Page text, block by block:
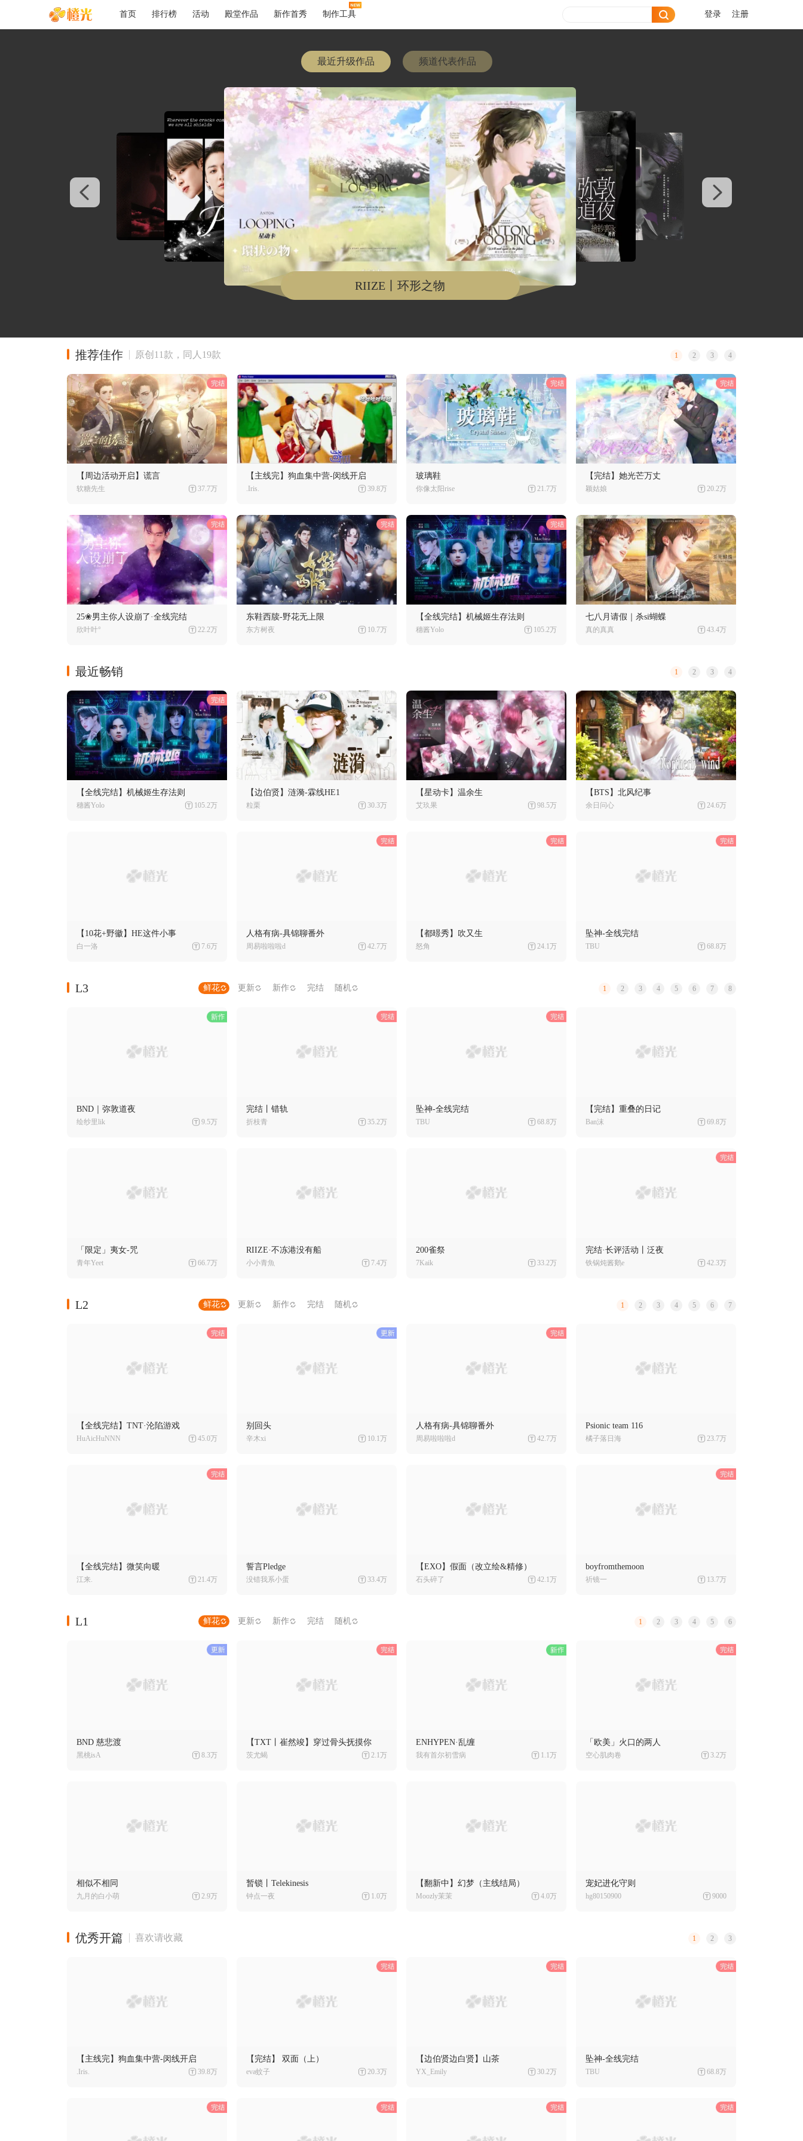
首页 排行榜 活动 殿堂作品 新作首秀 制作工具 登录 注册
最近升级作品 频道代表作品
RIIZE丨环形之物
推荐佳作 原创11款，同人19款 1 2 3 4
【周边活动开启】谎言
软糖先生 37.7万
【主线完】狗血集中营-闵线开启
.Iris. 39.8万
玻璃鞋
你像太阳rise 21.7万
【完结】她光芒万丈
颖姑娘 20.2万
25❀男主你人设崩了·全线完结
欣叶叶° 22.2万
东鞋西牍-野花无上限
东方树夜 10.7万
【全线完结】机械姬生存法则
穗酱Yolo 105.2万
七八月请假｜杀si蝴蝶
真的真真 43.4万
最近畅销 1 2 3 4
【全线完结】机械姬生存法则
穗酱Yolo 105.2万
【边伯贤】涟漪-霖线HE1
粒栗 30.3万
【星动卡】温余生
艾玖果 98.5万
【BTS】北风纪事
余日问心 24.6万
【10花+野徽】HE这件小事
白一洛 7.6万
人格有病-具锦聊番外
周易啦啦啦d 42.7万
【都暻秀】吹又生
怒角 24.1万
坠神-全线完结
TBU 68.8万
L3 鲜花 更新 新作 完结 随机 1 2 3 4 5 6 7 8
BND｜弥敦道夜
绘纱里lik 9.5万
完结丨错轨
折枝青 35.2万
坠神-全线完结
TBU 68.8万
【完结】重叠的日记
Ban沫 69.8万
「限定」夷女-咒
青年Yeet 66.7万
RIIZE·不冻港没有船
小小青魚 7.4万
200雀祭
7Kaik 33.2万
完结·长评活动丨泛夜
铁锅炖酱鹅e 42.3万
L2 鲜花 更新 新作 完结 随机 1 2 3 4 5 6 7
【全线完结】TNT·沦陷游戏
HuAicHuNNN 45.0万
别回头
辛木xi 10.1万
人格有病-具锦聊番外
周易啦啦啦d 42.7万
Psionic team 116
橘子落日海 23.7万
【全线完结】微笑向暖
江来. 21.4万
誓言Pledge
没错我系小蛋 33.4万
【EXO】假面（改立绘&精修）
石头碎了 42.1万
boyfromthemoon
祈镜一 13.7万
L1 鲜花 更新 新作 完结 随机 1 2 3 4 5 6
BND 慈悲渡
黑桃isA 8.3万
【TXT丨崔然竣】穿过骨头抚摸你
茨尤蝎 2.1万
ENHYPEN·乱缠
我有首尔初雪病 1.1万
「欧美」火口的两人
空心肌肉卷 3.2万
相似不相同
九月的白小萌 2.9万
暂锁丨Telekinesis
钟点一夜 1.0万
【翻新中】幻梦（主线结局）
Moozly茉茉 4.0万
宠妃进化守则
hg80150900 9000
优秀开篇 喜欢请收藏 1 2 3
【主线完】狗血集中营-闵线开启
.Iris. 39.8万
【完结】 双面（上）
eva蚊子 20.3万
【边伯贤边白贤】山茶
YX_Emily 30.2万
坠神-全线完结
TBU 68.8万